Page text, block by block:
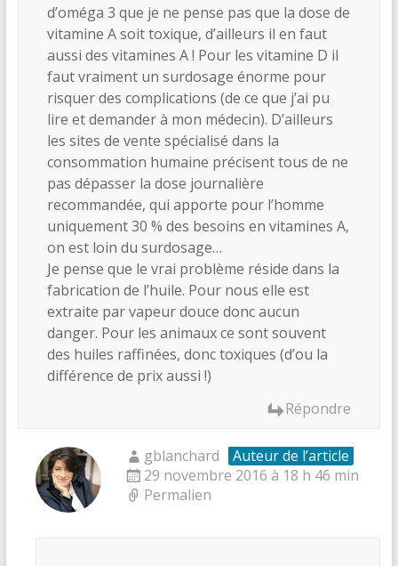
d’oméga 3 que je ne pense pas que la dose de
vitamine A soit toxique, d’ailleurs il en faut
aussi des vitamines A ! Pour les vitamine D il
faut vraiment un surdosage énorme pour
risquer des complications (de ce que j’ai pu
lire et demander à mon médecin). D’ailleurs
les sites de vente spécialisé dans la
consommation humaine précisent tous de ne
pas dépasser la dose journalière
recommandée, qui apporte pour l’homme
uniquement 30 % des besoins en vitamines A,
on est loin du surdosage…
Je pense que le vrai problème réside dans la
fabrication de l’huile. Pour nous elle est
extraite par vapeur douce donc aucun
danger. Pour les animaux ce sont souvent
des huiles raffinées, donc toxiques (d’ou la
différence de prix aussi !)
Répondre
gblanchard
Auteur de l’article
29 novembre 2016 à 18 h 46 min
Permalien